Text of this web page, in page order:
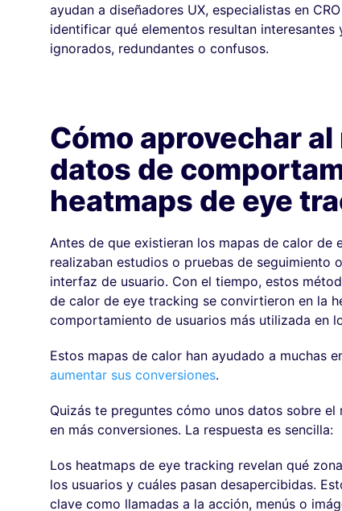
ayudan a diseñadores UX, especialistas en
identificar qué elementos resultan
ignorados, redundantes o confusos.
Cómo aprovechar
datos de
heatmaps de eye
Antes de que existieran los mapas de calor de
realizaban estudios o pruebas de seguimiento
interfaz de usuario. Con el tiempo, estos
de calor de eye tracking se convirtieron en la
comportamiento de usuarios más utilizada en
Estos mapas de calor han ayudado a muchas
aumentar sus conversiones.
Quizás te preguntes cómo unos datos sobre
en más conversiones. La respuesta es sencilla:
Los heatmaps de eye tracking revelan qué
los usuarios y cuáles pasan desapercibidas.
clave como llamadas a la acción, menús o